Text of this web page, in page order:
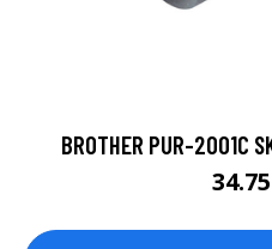
BROTHER PUR-2001C